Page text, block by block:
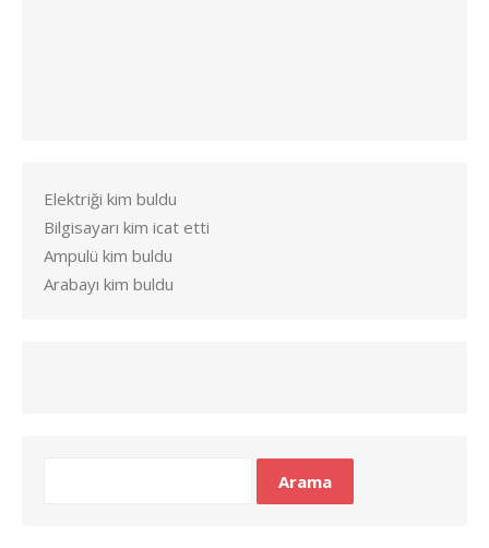
Elektriği kim buldu
Bilgisayarı kim icat etti
Ampulü kim buldu
Arabayı kim buldu